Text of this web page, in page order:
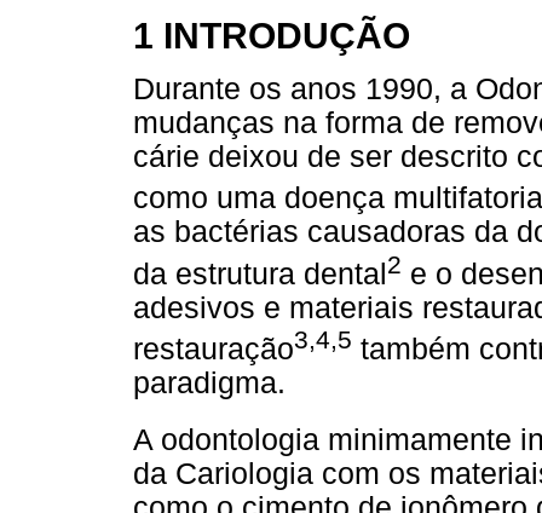
1 INTRODUÇÃO
Durante os anos 1990, a
mudanças na forma de
cárie deixou de ser descrito
como uma doença
as bactérias causadoras da
da estrutura dental2 e o
adesivos e materiais
restauração3,4,5 também
paradigma.
A odontologia minimamente
da Cariologia com os